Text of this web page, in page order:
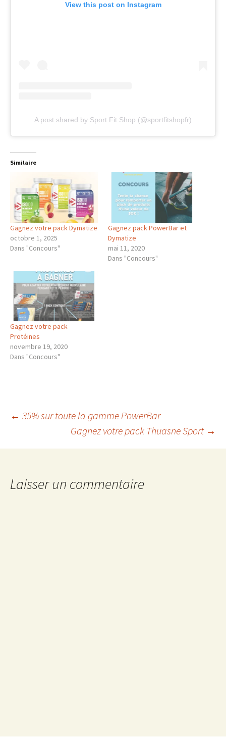
View this post on Instagram
A post shared by Sport Fit Shop (@sportfitshopfr)
Similaire
Gagnez votre pack Dymatize
octobre 1, 2025
Dans "Concours"
Gagnez pack PowerBar et
Dymatize
mai 11, 2020
Dans "Concours"
Gagnez votre pack
Protéines
novembre 19, 2020
Dans "Concours"
Navigation
des
articles
← 35% sur toute la gamme PowerBar
Gagnez votre pack Thuasne Sport →
Laisser un commentaire